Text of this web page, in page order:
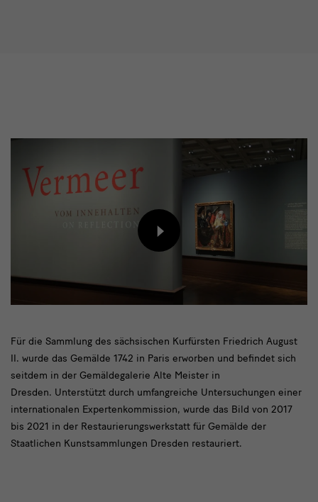
Film
Für die Sammlung des sächsischen Kurfürsten Friedrich August
II. wurde das Gemälde 1742 in Paris erworben und befindet sich
seitdem in der Gemäldegalerie Alte Meister in
Dresden. Unterstützt durch umfangreiche Untersuchungen einer
internationalen Expertenkommission, wurde das Bild von 2017
bis 2021 in der Restaurierungswerkstatt für Gemälde der
Staatlichen Kunstsammlungen Dresden restauriert.
Inhalt
von